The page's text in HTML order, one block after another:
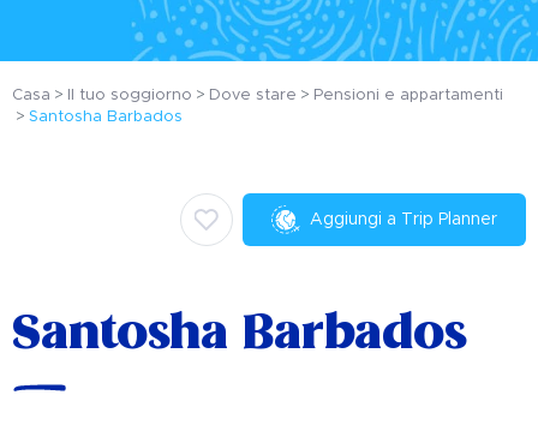
Casa Il tuo soggiorno Dove stare
Pensioni e appartamenti
Santosha Barbados
Aggiungi a Trip Planner
Santosha Barbados